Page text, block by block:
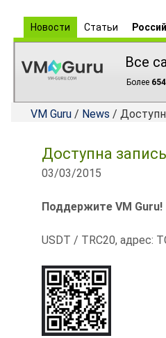
Новости Статьи
Все
Более
VM Guru / News /
Доступна
03/03/2015
Поддержите VM Guru!
USDT / TRC20, адрес: